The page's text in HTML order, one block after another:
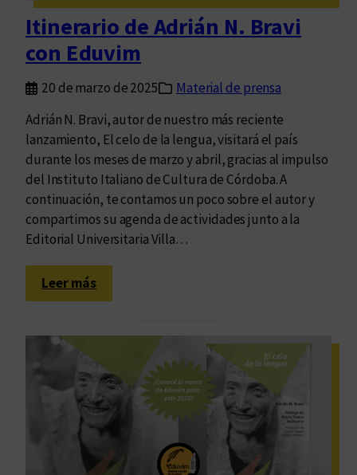
v
i
y
s
u
a
c
t
i
v
i
d
a
d
o
E
d
v
Itinerario de Adrián N. Bravi
con Eduvim
20 de marzo de 2025
Material de prensa
Adrián N. Bravi, autor de nuestro más reciente
lanzamiento, El celo de la lengua, visitará el país
durante los meses de marzo y abril, gracias al impulso
del Instituto Italiano de Cultura de Córdoba. A
continuación, te contamos un poco sobre el autor y
compartimos su agenda de actividades junto a la
Editorial Universitaria Villa…
Leer más:
I
n
e
r
i